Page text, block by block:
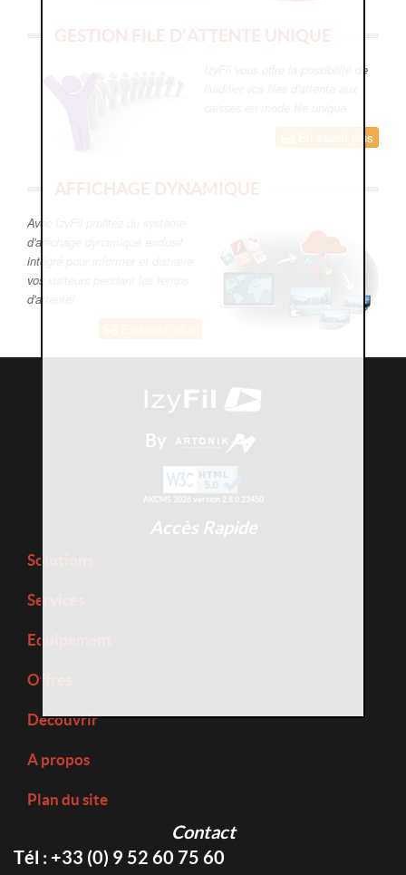
GESTION FILE D'ATTENTE UNIQUE
IzyFil vous offre la possibilité de
En savoir plus
AFFICHAGE DYNAMIQUE
Avec IzyFil profitez du système
d'affichage dynamique exclusif
intégré pour informer et distraire
vos visiteurs pendant les temps
d'attente!
By
AKCMS 2026 version 2.8.0.23450
Accès Rapide
Solutions
Services
Equipement
Offres
Découvrir
A propos
Plan du site
Contact
Tél : +33 (0) 9 52 60 75 60